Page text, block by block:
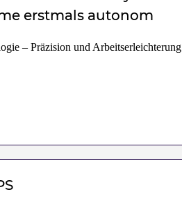
erstmals autonom
– Präzision und Arbeitserleichterung